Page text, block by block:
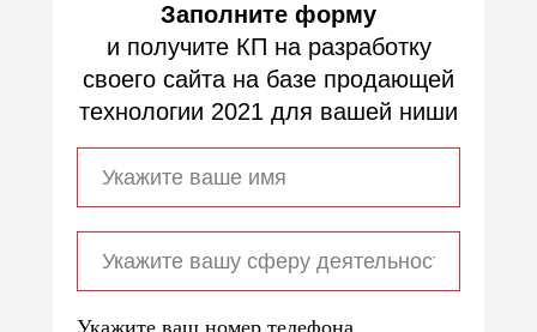
Укажите ваш номер телефона
Заполните форму
и получите КП на разработку
своего сайта на базе продающей
технологии 2021 для вашей ниши